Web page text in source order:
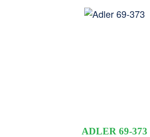
ADLER 69-373